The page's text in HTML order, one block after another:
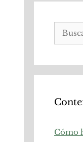
Buscar:
Cómo